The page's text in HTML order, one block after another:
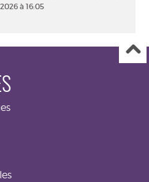
à 16:05